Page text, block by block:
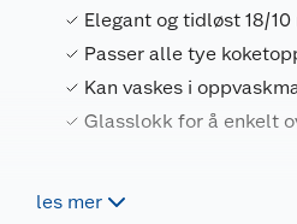
Elegant og tidløst 18/
Passer alle tye
Kan vaskes i
Glasslokk for å enkelt
les merForpakningsmål